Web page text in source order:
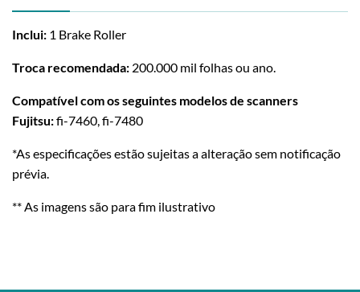
Inclui: 1 Brake Roller
Troca recomendada: 200.000 mil folhas ou ano.
Compatível com os seguintes modelos de scanners
Fujitsu:fi-7460, fi-7480
*As especificações estão sujeitas a alteração sem notificação
prévia.
** As imagens são para fim ilustrativo